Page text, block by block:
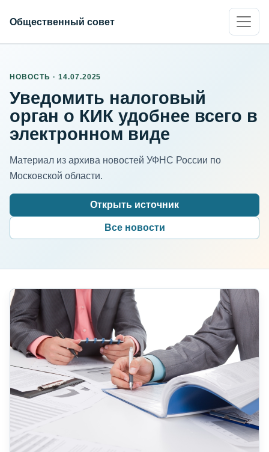
Общественный совет
НОВОСТЬ · 14.07.2025
Уведомить налоговый
орган о КИК удобнее всего в
электронном виде
Материал из архива новостей УФНС России по
Московской области.
Открыть источник
Все новости